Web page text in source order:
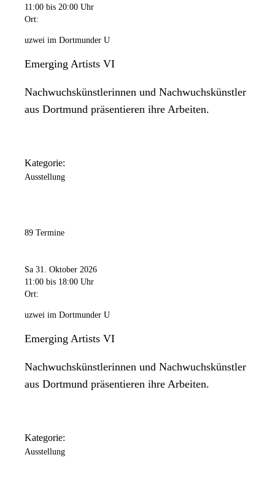
11:00 bis 20:00 Uhr
Ort:
uzwei im Dortmunder U
Emerging Artists VI
Nachwuchskünstlerinnen und Nachwuchskünstler
aus Dortmund präsentieren ihre Arbeiten.
Kategorie:
Ausstellung
89 Termine
Sa 31. Oktober 2026
11:00 bis 18:00 Uhr
Ort:
uzwei im Dortmunder U
Emerging Artists VI
Nachwuchskünstlerinnen und Nachwuchskünstler
aus Dortmund präsentieren ihre Arbeiten.
Kategorie:
Ausstellung